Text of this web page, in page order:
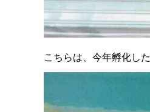
こちらは、今年孵化し